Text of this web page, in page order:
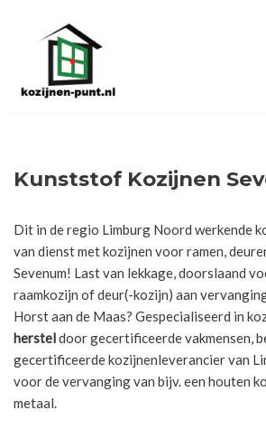
de
Kunststof Kozijnen
Dit in de regio Limburg Noord werkende
van dienst met kozijnen voor ramen,
Sevenum! Last van lekkage, doorslaand
raamkozijn of deur(-kozijn) aan
Horst aan de Maas? Gespecialiseerd in
hersteldoor gecertificeerde vakmensen,
gecertificeerde kozijnenleverancier van
voor de vervanging van bijv. een houten
metaal.